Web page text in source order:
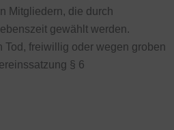
Mitgliedern, die durch
gewählt werden.
Tod, freiwillig oder wegen groben
§ 6